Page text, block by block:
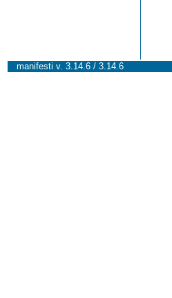
manifesti v. 3.14.6 / 3.14.6